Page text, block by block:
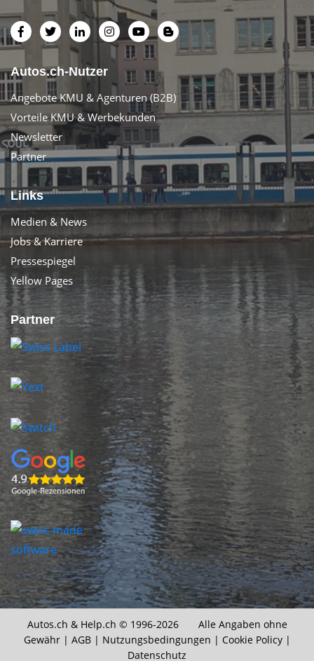
Autos.ch-Nutzer
Angebote KMU & Agenturen (B2B)
Vorteile KMU & Werbekunden
Newsletter
Partner
Links
Medien & News
Jobs & Karriere
Pressespiegel
Yellow Pages
Partner
Autos.ch & Help.ch © 1996-2026 Alle Angaben ohne
Gewähr | AGB| Nutzungsbedingungen | Cookie Policy|
Datenschutz